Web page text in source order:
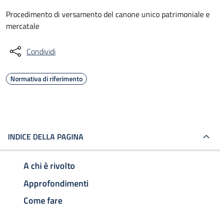
Procedimento di versamento del canone unico patrimoniale e
mercatale
Condividi
Normativa di riferimento
INDICE DELLA PAGINA
A chi è rivolto
Approfondimenti
Come fare